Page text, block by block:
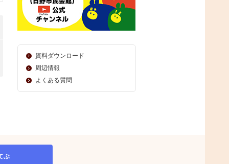
資料ダウンロード
周辺情報
よくある質問
ぶ